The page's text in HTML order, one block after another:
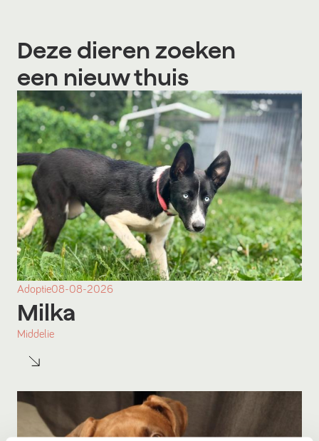
Deze dieren zoeken
een nieuw thuis
Adoptie08-08-2026
Milka
Middelie